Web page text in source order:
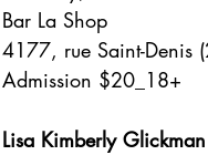
Bar La Shop
4177, rue Saint-Denis
Admission $20_18+
Lisa Kimberly Glickman